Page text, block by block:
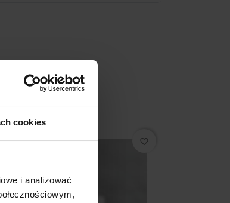
cookies
i analizować
favorite_border